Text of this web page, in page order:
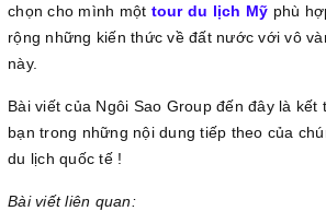
chọn cho mình một tour du lịch Mỹ phù
rộng những kiến thức về đất nước với vô
này.
Bài viết của Ngôi Sao Group đến đây là kết
bạn trong những nội dung tiếp theo của
du lịch quốc tế !
Bài viết liên quan: